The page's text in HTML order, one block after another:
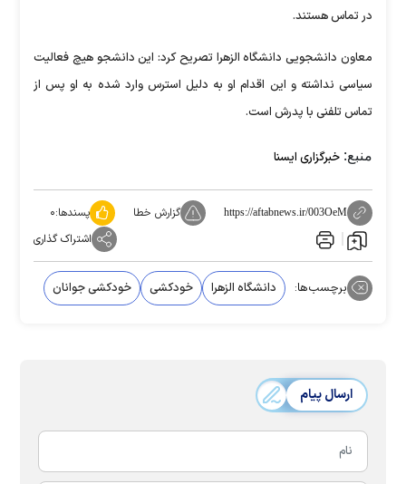
در تماس هستند.
معاون دانشجویی دانشگاه الزهرا تصریح کرد: این دانشجو هیچ فعالیت
سیاسی نداشته و این اقدام او به دلیل استرس وارد شده به او پس از
تماس تلفنی با پدرش است.
منبع: خبرگزاری ایسنا
https://aftabnews.ir/003OeM گزارش خطا پسندها:۰
اشتراک گذاری
برچسب‌ها: دانشگاه الزهرا خودکشی خودکشی جوانان
ارسال پیام